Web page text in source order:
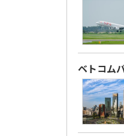
ベトコム